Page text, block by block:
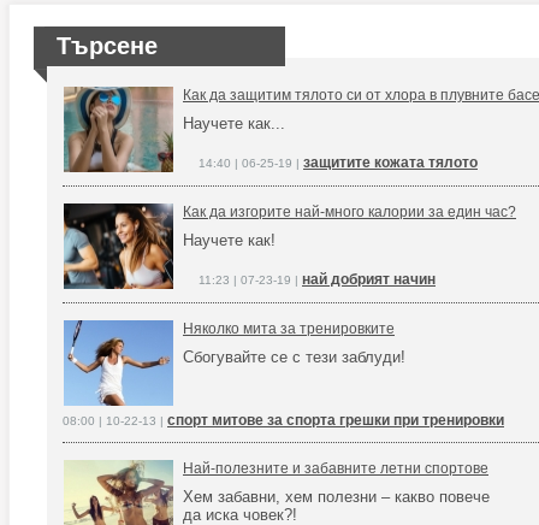
Търсене
Как да защитим тялото си от хлора в плувните
Научете как...
14:40 | 06-25-19 | защитите кожата тялото
Как да изгорите най-много калории за един час?
Научете как!
11:23 | 07-23-19 | най добрият начин
Няколко мита за тренировките
Сбогувайте се с тези заблуди!
08:00 | 10-22-13 | спорт митове за спорта грешки при тренировки
Най-полезните и забавните летни спортове
Хем забавни, хем полезни – какво повече
да иска човек?!